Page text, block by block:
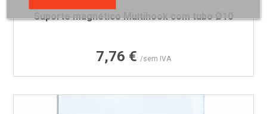
Suporte magnético Multihook com tubo Ø10
Preço
7,76 € /sem IVA